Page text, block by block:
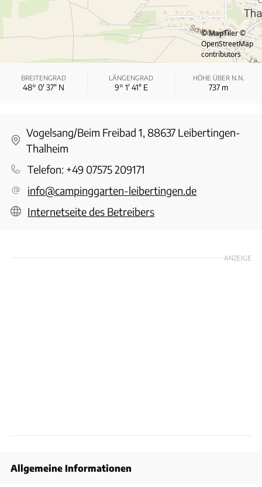
© MapTiler©
OpenStreetMap
contributors
BREITENGRAD
48° 0′ 37″ N
LÄNGENGRAD
9° 1′ 41″ E
HÖHE ÜBER N.N.
737 m
Vogelsang/Beim Freibad 1, 88637 Leibertingen-
Thalheim
Telefon: +49 07575 209171
info@campinggarten-leibertingen.de
Internetseite des Betreibers
ANZEIGE
Allgemeine Informationen